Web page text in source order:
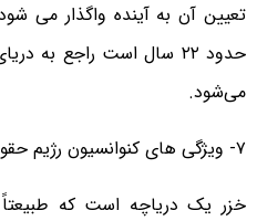
تعیین آن به آینده واگذار می
حدود ۲۲ سال است راجع به
می‌شود.
۷- ویژگی های کنوانسیون رژیم حقوقی دریای خزر چیست؟
خزر یک دریاچه است که